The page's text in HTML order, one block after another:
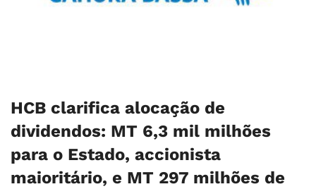
HCB clarifica alocação de
dividendos: MT 6,3 mil milhões
para o Estado, accionista
maioritário, e MT 297 milhões de